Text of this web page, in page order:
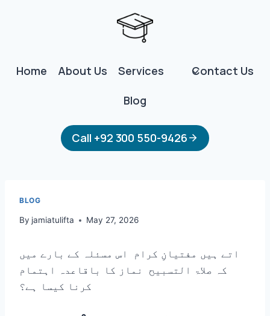
Home About Us Services Contact Us
Blog
Call +92 300 550-9426
BLOG
By jamiatulifta May 27, 2026
اتے ہیں مفتیانِ کرام اس مسئلہ کے بارے میں
کہ صلاۃ التسبیح نماز کا باقاعدہ اہتمام
کرنا کیسا ہے؟